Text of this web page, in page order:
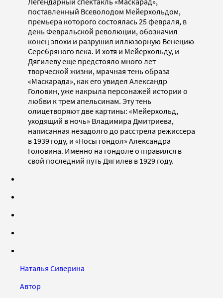
поставленный Всеволодом Мейерхольдом,
премьера которого состоялась 25 февраля, в
день Февральской революции, обозначил
конец эпохи и разрушил иллюзорную Венецию
Серебряного века. И хотя и Мейерхольду, и
Дягилеву еще предстояло много лет
творческой жизни, мрачная тень образа
«Маскарада», как его увидел Александр
Головин, уже накрыла персонажей истории о
любви к трем апельсинам. Эту тень
олицетворяют две картины: «Мейерхольд,
уходящий в ночь» Владимира Дмитриева,
написанная незадолго до расстрела режиссера
в 1939 году, и «Носы гондол» Александра
Головина. Именно на гондоле отправился в
свой последний путь Дягилев в 1929 году.
Наталья Сиверина
Автор